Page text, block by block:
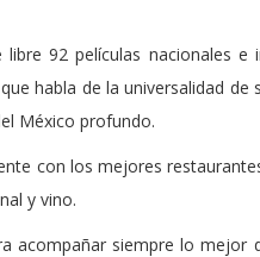
92 películas nacionales
habla de la universalidad
México profundo.
con los mejores
y vino.
acompañar siempre lo mejor